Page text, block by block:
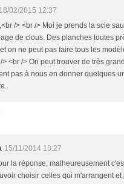
18/02/2015 12:37
/> <br /> Moi je prends la scie
de clous. Des planches toutes
on ne peut pas faire tous les
> <br /> On peut trouver de très
pas à nous en donner quelques
15/11/2014 13:27
la réponse, malheureusement
choisir celles qui m'arrangent